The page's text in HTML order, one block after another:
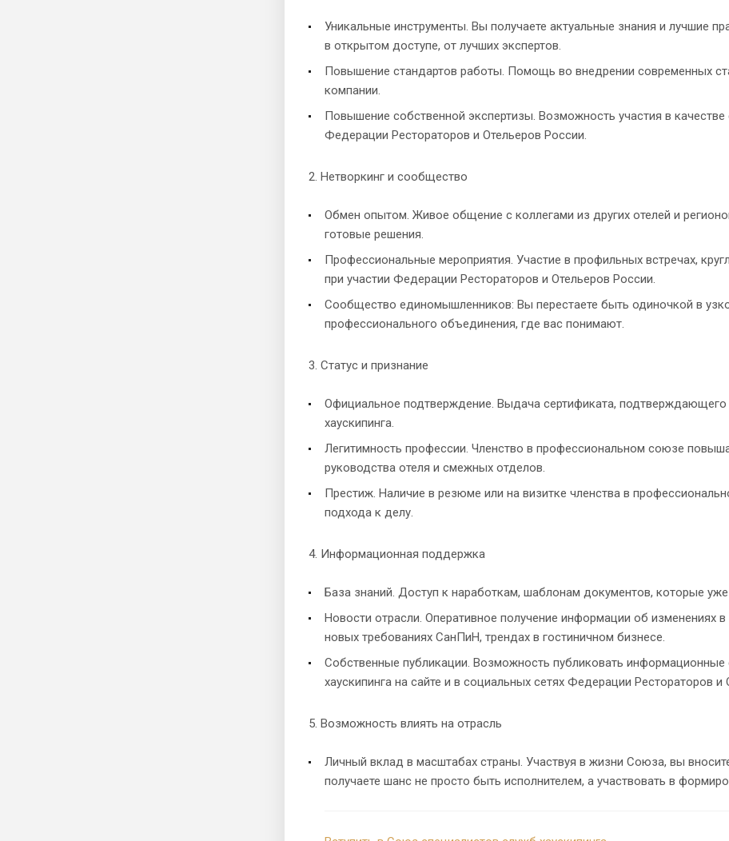
Уникальные инструменты. Вы получаете актуальные знания и лучшие
в открытом доступе, от лучших экспертов.
Повышение стандартов работы. Помощь во внедрении современных
компании.
Повышение собственной экспертизы. Возможность участия в
Федерации Рестораторов и Отельеров России.
2. Нетворкинг и сообщество
Обмен опытом. Живое общение с коллегами из других отелей и
готовые решения.
Профессиональные мероприятия. Участие в профильных встречах,
при участии Федерации Рестораторов и Отельеров России.
Сообщество единомышленников: Вы перестаете быть одиночкой в
профессионального объединения, где вас понимают.
3. Статус и признание
Официальное подтверждение. Выдача сертификата,
хаускипинга.
Легитимность профессии. Членство в профессиональном союзе
руководства отеля и смежных отделов.
Престиж. Наличие в резюме или на визитке членства в
подхода к делу.
4. Информационная поддержка
База знаний. Доступ к наработкам, шаблонам документов, которые
Новости отрасли. Оперативное получение информации об изменениях
новых требованиях СанПиН, трендах в гостиничном бизнесе.
Собственные публикации. Возможность публиковать
хаускипинга на сайте и в социальных сетях Федерации Рестораторов и
5. Возможность влиять на отрасль
Личный вклад в масштабах страны. Участвуя в жизни Союза, вы
получаете шанс не просто быть исполнителем, а участвовать в